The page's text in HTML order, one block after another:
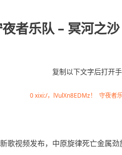
者乐队 – 冥河之
复制以下文字后打开
0 xixi:/，lVulXn8EDMz！ 守夜者